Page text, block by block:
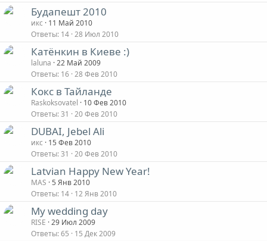
Будапешт 2010
икс
11 Май 2010
Ответы 14 28 Июл 2010
Катёнкин в Киеве :)
laluna 22 Май 2009
Ответы 16 28 Фев 2010
Кокс в Тайланде
Raskoksovatel
10 Фев 2010
Ответы 31 20 Фев 2010
DUBAI, Jebel Ali
икс
15 Фев 2010
Ответы 31 20 Фев 2010
Latvian Happy New Year!
MAS 5 Янв 2010
Ответы 14 12 Янв 2010
My wedding day
RISE 29 Июл 2009
Ответы 65 15 Дек 2009